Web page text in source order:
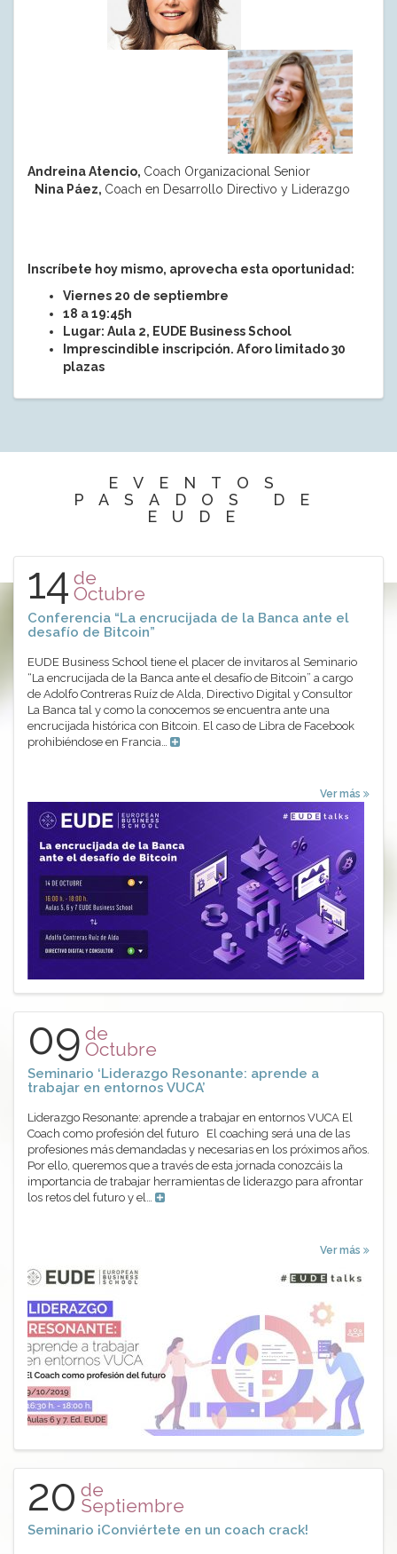
Andreina Atencio, Coach Organizacional Senior
Nina Páez, Coach en Desarrollo Directivo y Liderazgo
Inscríbete hoy mismo, aprovecha esta oportunidad:
Viernes 20 de septiembre
18 a 19:45h
Lugar: Aula 2, EUDE Business School
Imprescindible inscripción. Aforo limitado 30
plazas
EVENTOS
PASADOS DE
EUDE
14 de
Octubre
Conferencia “La encrucijada de la Banca ante el
desafío de Bitcoin”
EUDE Business School tiene el placer de invitaros al Seminario
“La encrucijada de la Banca ante el desafío de Bitcoin” a cargo
de Adolfo Contreras Ruíz de Alda, Directivo Digital y Consultor
La Banca tal y como la conocemos se encuentra ante una
encrucijada histórica con Bitcoin. El caso de Libra de Facebook
prohibiéndose en Francia…
Ver más
09 de
Octubre
Seminario ‘Liderazgo Resonante: aprende a
trabajar en entornos VUCA’
Liderazgo Resonante: aprende a trabajar en entornos VUCA El
Coach como profesión del futuro El coaching será una de las
profesiones más demandadas y necesarias en los próximos años.
Por ello, queremos que a través de esta jornada conozcáis la
importancia de trabajar herramientas de liderazgo para afrontar
los retos del futuro y el…
Ver más
20 de
Septiembre
Seminario ¡Conviértete en un coach crack!